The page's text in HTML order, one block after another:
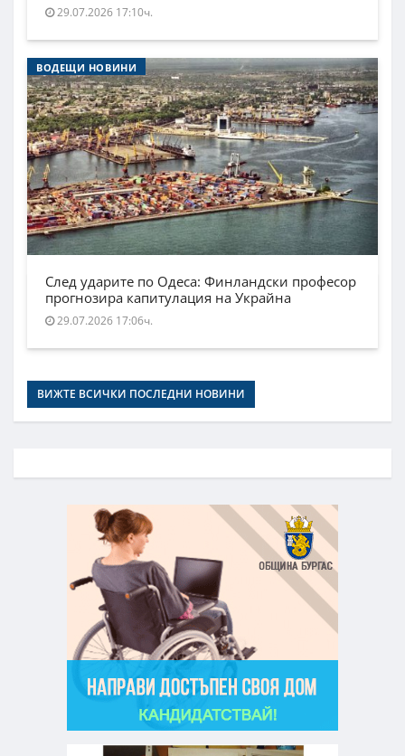
29.07.2026 17:10ч.
ВОДЕЩИ НОВИНИ
След ударите по Одеса: Финландски професор
прогнозира капитулация на Украйна
29.07.2026 17:06ч.
ВИЖТЕ ВСИЧКИ ПОСЛЕДНИ НОВИНИ